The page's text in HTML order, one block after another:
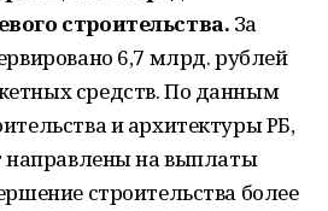
строительства. За
6,7 млрд. рублей
средств. По данным
и архитектуры РБ,
направлены на выплаты
строительства более